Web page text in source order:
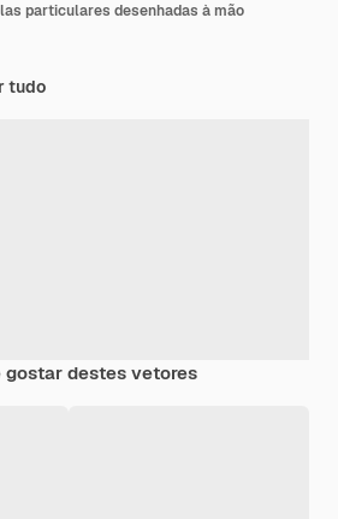
particulares desenhadas à mão
tudo
gostar destes vetores